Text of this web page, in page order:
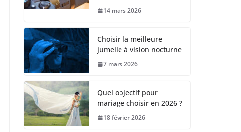
14 mars 2026
Choisir la meilleure
jumelle à vision nocturne
7 mars 2026
Quel objectif pour
mariage choisir en 2026 ?
18 février 2026